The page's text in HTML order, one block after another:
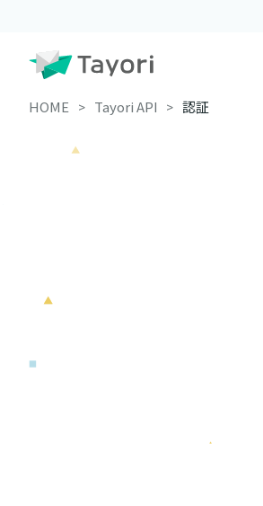
HOME Tayori API 認証